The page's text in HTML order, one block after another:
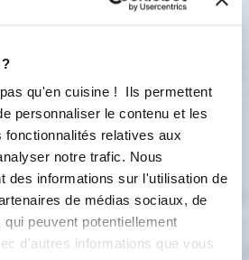
qu'en cuisine ! Ils permettent
personnaliser le contenu et les
relatives aux
notre trafic. Nous
des informations sur l'utilisation de
de médias sociaux, de
peuvent potentiellement
d'autres informations que vous
(aidez-vous de la spatule si
puis ajoutez le riz. Mélangez à
d'une spatule afin d'immerger
grains de riz dans le liquide de
le cuit-vapeur en place et